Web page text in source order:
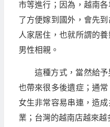
市等進行；因為，越南
了方便嫁到國外，會先
人家居住，也就所謂的
男性相親。
這種方式，當然給
也帶來很多後遺症；通
女生非常容易串連，造
業；台灣的越南店越來越